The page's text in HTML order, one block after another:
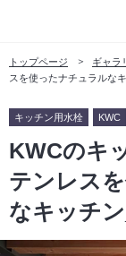
トップページ ギャラ
スを使ったナチュラルな
キッチン用水栓 KWC
KWCのキ
テンレス
なキッチ